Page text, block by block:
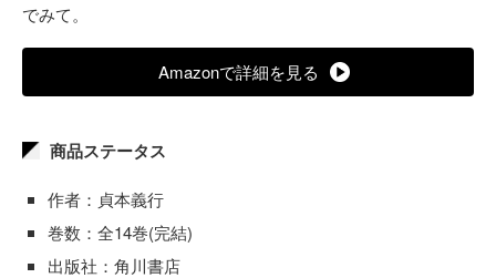
でみて。
Amazonで詳細を見る
商品ステータス
作者：貞本義行
巻数：全14巻(完結)
出版社：角川書店